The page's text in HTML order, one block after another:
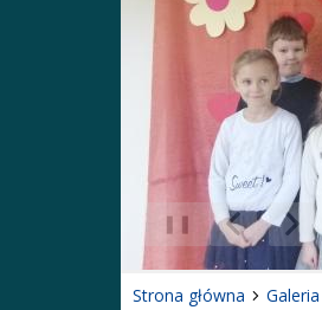
Poprzedni
❚❚
Strona główna Galeria